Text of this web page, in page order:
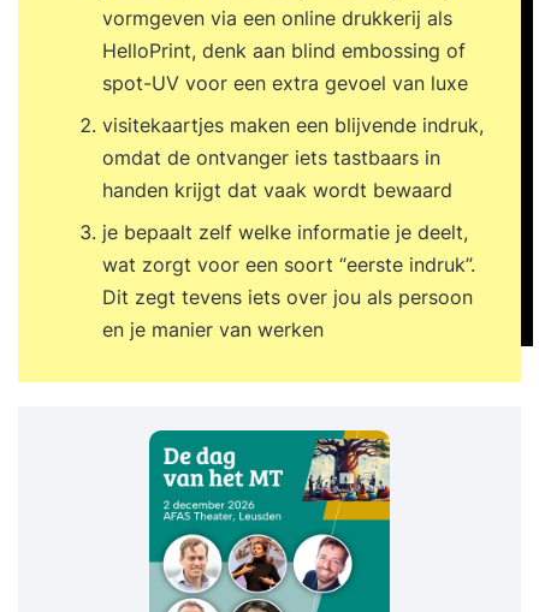
vormgeven via een online drukkerij als
HelloPrint, denk aan blind embossing of
spot-UV voor een extra gevoel van luxe
visitekaartjes maken een blijvende indruk,
omdat de ontvanger iets tastbaars in
handen krijgt dat vaak wordt bewaard
je bepaalt zelf welke informatie je deelt,
wat zorgt voor een soort “eerste indruk”.
Dit zegt tevens iets over jou als persoon
en je manier van werken